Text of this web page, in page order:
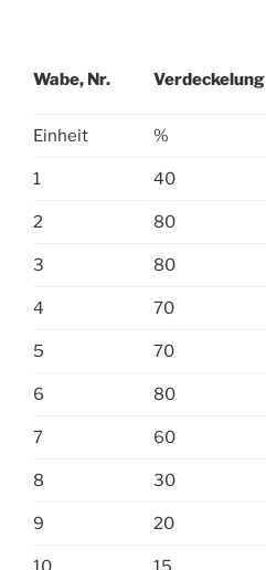
Wabe, Nr. Verdeckelung
Einheit %
1 40
2 80
3 80
4 70
5 70
6 80
7 60
8 30
9 20